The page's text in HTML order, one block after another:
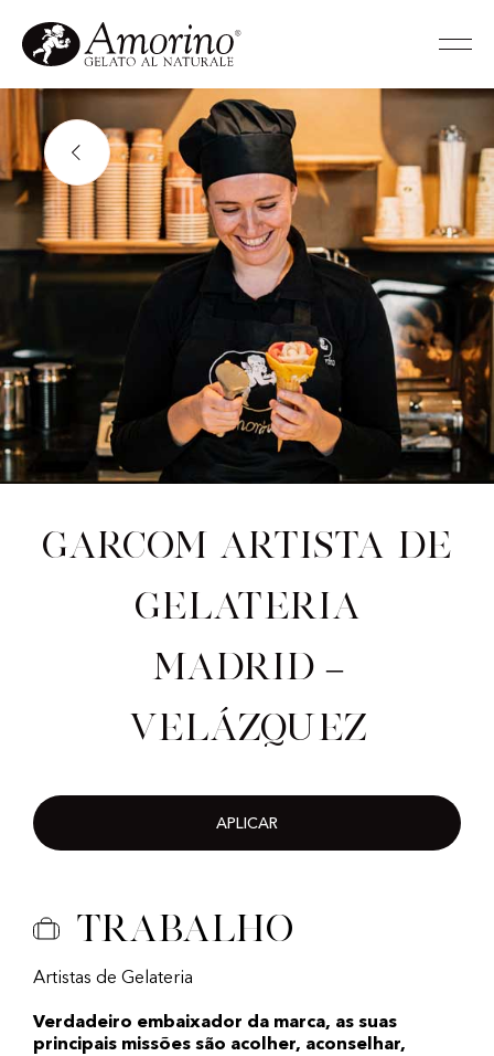
Garcom artista de
gelateria
Madrid –
Velázquez
APLICAR
Trabalho
Artistas de Gelateria
Verdadeiro embaixador da marca, as suas
principais missões são acolher, aconselhar,